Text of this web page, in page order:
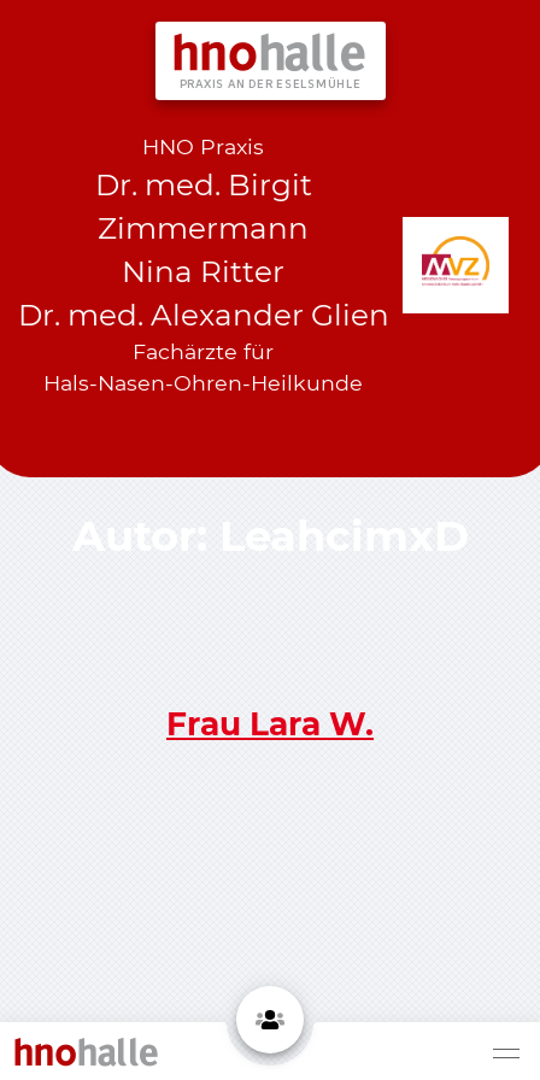
hno halle
PRAXIS AN DER ESELSMÜHLE
HNO Praxis
Dr. med. Birgit
Zimmermann
Nina Ritter
Dr. med. Alexander Glien
Fachärzte für
Hals-Nasen-Ohren-Heilkunde
hno halle
Frau Lara W.